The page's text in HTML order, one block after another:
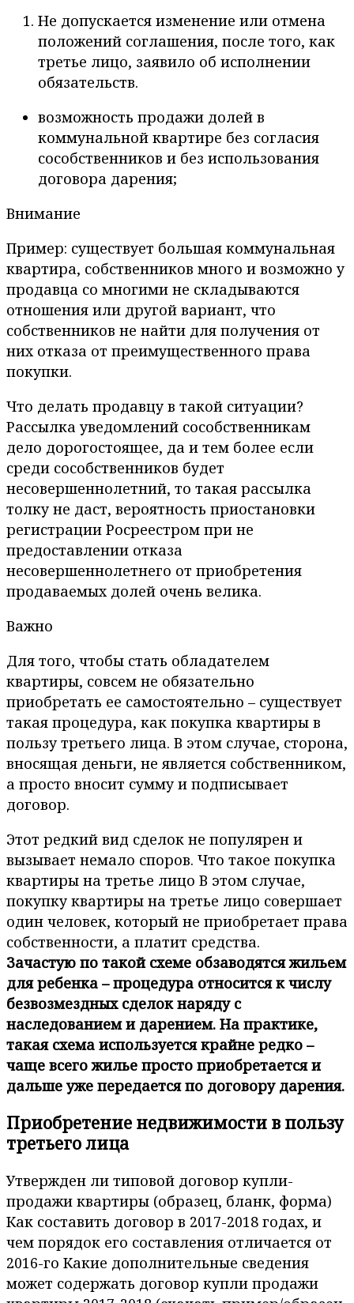
Не допускается изменение или отмена
положений соглашения, после того, как
третье лицо, заявило об исполнении
обязательств.
возможность продажи долей в
коммунальной квартире без согласия
сособственников и без использования
договора дарения;
Внимание
Пример: существует большая коммунальная
квартира, собственников много и возможно у
продавца со многими не складываются
отношения или другой вариант, что
собственников не найти для получения от
них отказа от преимущественного права
покупки.
Что делать продавцу в такой ситуации?
Рассылка уведомлений сособственникам
дело дорогостоящее, да и тем более если
среди сособственников будет
несовершеннолетний, то такая рассылка
толку не даст, вероятность приостановки
регистрации Росреестром при не
предоставлении отказа
несовершеннолетнего от приобретения
продаваемых долей очень велика.
Важно
Для того, чтобы стать обладателем
квартиры, совсем не обязательно
приобретать ее самостоятельно – существует
такая процедура, как покупка квартиры в
пользу третьего лица. В этом случае, сторона,
вносящая деньги, не является собственником,
а просто вносит сумму и подписывает
договор.
Этот редкий вид сделок не популярен и
вызывает немало споров. Что такое покупка
квартиры на третье лицо В этом случае,
покупку квартиры на третье лицо совершает
один человек, который не приобретает права
собственности, а платит средства.
Зачастую по такой схеме обзаводятся жильем
для ребенка – процедура относится к числу
безвозмездных сделок наряду с
наследованием и дарением. На практике,
такая схема используется крайне редко –
чаще всего жилье просто приобретается и
дальше уже передается по договору дарения.
Приобретение недвижимости в пользу
третьего лица
Утвержден ли типовой договор купли-
продажи квартиры (образец, бланк, форма)
Как составить договор в 2017-2018 годах, и
чем порядок его составления отличается от
2016-го Какие дополнительные сведения
может содержать договор купли продажи